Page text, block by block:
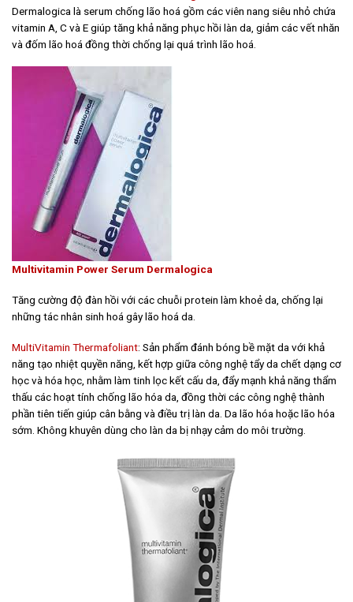
Dermalogica là serum chống lão hoá gồm các viên nang siêu nhỏ chứa
vitamin A, C và E giúp tăng khả năng phục hồi làn da, giảm các vết nhăn
và đốm lão hoá đồng thời chống lại quá trình lão hoá.
Multivitamin Power Serum Dermalogica
Tăng cường độ đàn hồi với các chuỗi protein làm khoẻ da, chống lại
những tác nhân sinh hoá gây lão hoá da.
MultiVitamin Thermafoliant: Sản phẩm đánh bóng bề mặt da với khả
năng tạo nhiệt quyền năng, kết hợp giữa công nghệ tẩy da chết dạng cơ
học và hóa học, nhằm làm tinh lọc kết cấu da, đẩy mạnh khả năng thẩm
thấu các hoạt tính chống lão hóa da, đồng thời các công nghệ thành
phần tiên tiến giúp cân bằng và điều trị làn da. Da lão hóa hoặc lão hóa
sớm. Không khuyên dùng cho làn da bị nhạy cảm do môi trường.